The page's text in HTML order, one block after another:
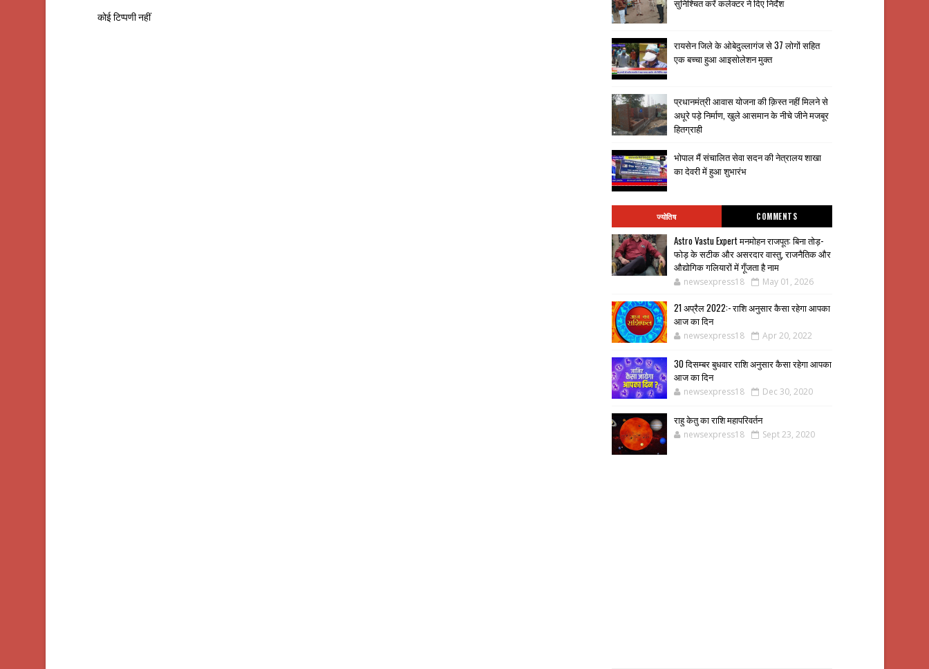
कोई टिप्पणी नहीं
सुनिश्चित करें कलेक्टर ने दिए निर्देश
रायसेन जिले के ओबेदुल्लागंज से 37 लोगों सहित
एक बच्चा हुआ आइसोलेशन मुक्त
प्रधानमंत्री आवास योजना की क़िस्त नहीं मिलने से
अधूरे पड़े निर्माण, खुले आसमान के नीचे जीने मजबूर
हितग्राही
भोपाल मैं संचालित सेवा सदन की नेत्रालय शाखा
का देवरी में हुआ शुभारंभ
ज्योतिष COMMENTS
Astro Vastu Expert मनमोहन राजपूत: बिना तोड़-
फोड़ के सटीक और असरदार वास्तु, राजनैतिक और
औद्योगिक गलियारों में गूँजता है नाम
newsexpress18 May 01, 2026
21 अप्रैल 2022:- राशि अनुसार कैसा रहेगा आपका
आज का दिन
newsexpress18 Apr 20, 2022
30 दिसम्बर बुधवार राशि अनुसार कैसा रहेगा आपका
आज का दिन
newsexpress18 Dec 30, 2020
राहु केतु का राशि महापरिवर्तन
newsexpress18 Sept 23, 2020